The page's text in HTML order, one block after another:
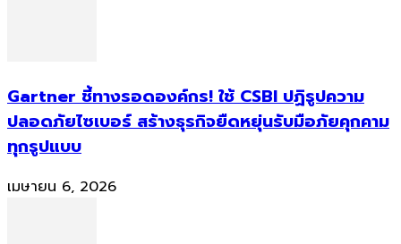
Gartner ชี้ทางรอดองค์กร! ใช้ CSBI ปฏิรูปความ
ปลอดภัยไซเบอร์ สร้างธุรกิจยืดหยุ่นรับมือภัยคุกคาม
ทุกรูปแบบ
เมษายน 6, 2026